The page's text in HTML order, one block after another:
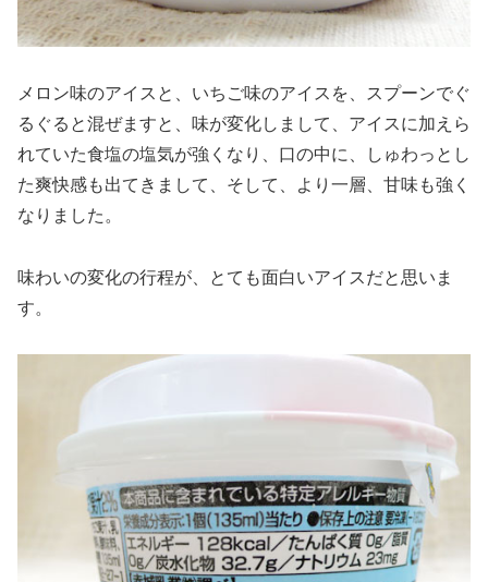
メロン味のアイスと、いちご味のアイスを、スプーンでぐ
るぐると混ぜますと、味が変化しまして、アイスに加えら
れていた食塩の塩気が強くなり、口の中に、しゅわっとし
た爽快感も出てきまして、そして、より一層、甘味も強く
なりました。
味わいの変化の行程が、とても面白いアイスだと思いま
す。